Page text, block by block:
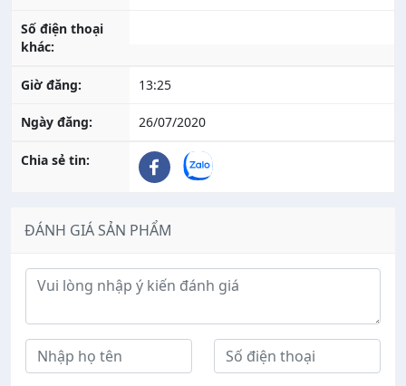
Số điện thoại
khác:
Giờ đăng: 13:25
Ngày đăng: 26/07/2020
Chia sẻ tin:
ĐÁNH GIÁ SẢN PHẨM
Ý kiến đánh giá